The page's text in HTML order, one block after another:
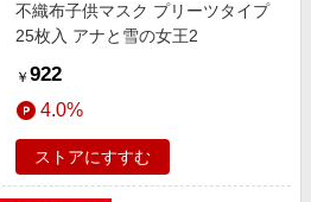
不織布子供マスク プリーツタイプ
25枚入 アナと雪の女王2
￥ 922
4.0%
ストアにすすむ